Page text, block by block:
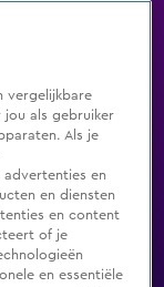
Genres
vergelijkbare
jou als gebruiker
Als je
en
en diensten
en content
of je
en essentiële